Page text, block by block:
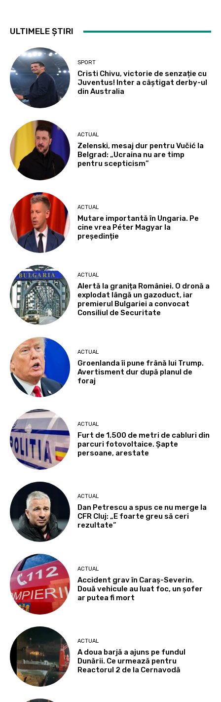
ULTIMELE ȘTIRI
SPORT
Cristi Chivu, victorie de senzație cu
Juventus! Inter a câștigat derby-ul
din Australia
ACTUAL
Zelenski, mesaj dur pentru Vučić la
Belgrad: „Ucraina nu are timp
pentru scepticism”
ACTUAL
Mutare importantă în Ungaria. Pe
cine vrea Péter Magyar la
președinție
ACTUAL
Alertă la granița României. O dronă a
explodat lângă un gazoduct, iar
premierul Bulgariei a convocat
Consiliul de Securitate
ACTUAL
Groenlanda îi pune frână lui Trump.
Avertisment dur după planul de
foraj
ACTUAL
Furt de 1.500 de metri de cabluri din
parcuri fotovoltaice. Șapte
persoane, arestate
ACTUAL
Dan Petrescu a spus ce nu merge la
CFR Cluj: „E foarte greu să ceri
rezultate”
ACTUAL
Accident grav în Caraș-Severin.
Două vehicule au luat foc, un șofer
ar putea fi mort
ACTUAL
A doua barjă a ajuns pe fundul
Dunării. Ce urmează pentru
Reactorul 2 de la Cernavodă